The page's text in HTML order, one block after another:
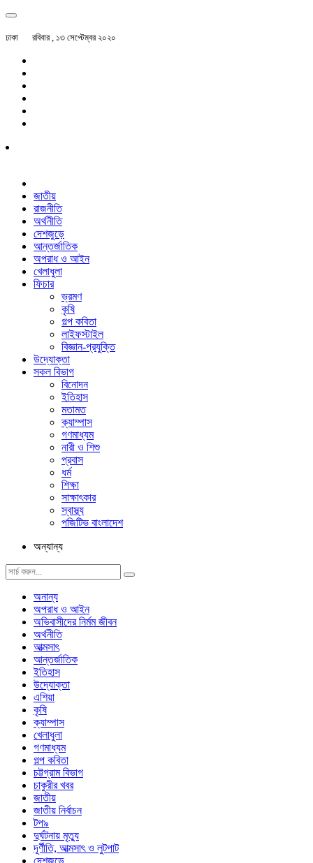
ঢাকা রবিবার , ১৩ সেপ্টেম্বর ২০২০
জাতীয়
রাজনীতি
অর্থনীতি
দেশজুড়ে
আন্তর্জাতিক
অপরাধ ও আইন
খেলাধুলা
ফিচার
ভ্রমণ
কৃষি
গল্প ক‌বিতা
লাইফস্টাইল
বিজ্ঞান-প্রযুক্তি
উদ্যোক্তা
সকল বিভাগ
বিনোদন
ইতিহাস
মতামত
ক্যাম্পাস
গণমাধ্যম
নারী ও শিশু
প্রবাস
ধর্ম
শিক্ষা
সাক্ষাৎকার
স্বাস্থ্য
পজিটিভ বাংলাদেশ
অন্যান্য
অনান্য
অপরাধ ও আইন
অভিবাসীদের নির্মম জীবন
অর্থনীতি
আত্মসাৎ
আন্তর্জাতিক
ইতিহাস
উদ্যোক্তা
এশিয়া
কৃষি
ক্যাম্পাস
খেলাধুলা
গণমাধ্যম
গল্প ক‌বিতা
চট্টগ্রাম বিভাগ
চাকুরীর খবর
জাতীয়
জাতীয় নির্বাচন
টপ৯
দুর্ঘটনায় মৃত্যু
দূর্ণীতি, আত্মসাৎ ও লুটপাট
দেশজুড়ে